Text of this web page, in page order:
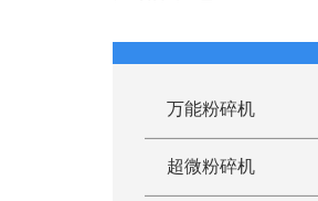
万能粉碎机
超微粉碎机